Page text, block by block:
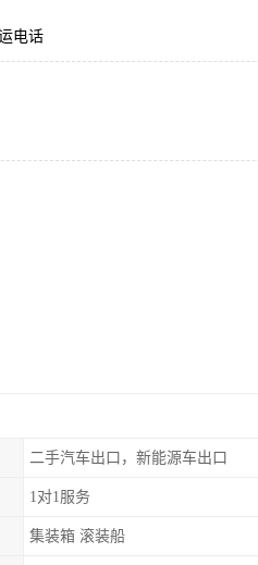
电话
二手汽车出口，新能源车出口
1对1服务
集装箱 滚装船